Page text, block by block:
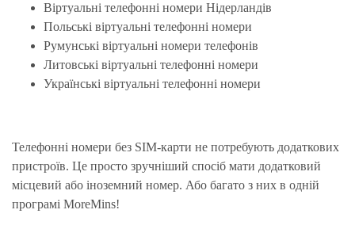
Віртуальні телефонні номери Нідерландів
Польські віртуальні телефонні номери
Румунські віртуальні номери телефонів
Литовські віртуальні телефонні номери
Українські віртуальні телефонні номери
Телефонні номери без SIM-карти не потребують додаткових
пристроїв. Це просто зручніший спосіб мати додатковий
місцевий або іноземний номер. Або багато з них в одній
програмі MoreMins!